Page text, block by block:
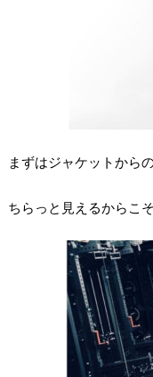
まずはジャケットから
ちらっと見えるからこ